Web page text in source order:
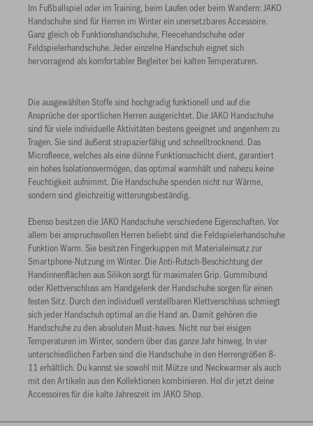
Im Fußballspiel oder im Training, beim Laufen oder beim Wandern: JAKO
Handschuhe sind für Herren im Winter ein unersetzbares Accessoire.
Ganz gleich ob Funktionshandschuhe, Fleecehandschuhe oder
Feldspielerhandschuhe. Jeder einzelne Handschuh eignet sich
hervorragend als komfortabler Begleiter bei kalten Temperaturen.
Die ausgewählten Stoffe sind hochgradig funktionell und auf die
Ansprüche der sportlichen Herren ausgerichtet. Die JAKO Handschuhe
sind für viele individuelle Aktivitäten bestens geeignet und angenhem zu
Tragen. Sie sind äußerst strapazierfähig und schnelltrocknend. Das
Microfleece, welches als eine dünne Funktionsschicht dient, garantiert
ein hohes Isolationsvermögen, das optimal warmhält und nahezu keine
Feuchtigkeit aufnimmt. Die Handschuhe spenden nicht nur Wärme,
sondern sind gleichzeitig witterungsbeständig.
Ebenso besitzen die JAKO Handschuhe verschiedene Eigenschaften. Vor
allem bei anspruchsvollen Herren beliebt sind die Feldspielerhandschuhe
Funktion Warm. Sie besitzen Fingerkuppen mit Materialeinsatz zur
Smartphone-Nutzung im Winter. Die Anti-Rutsch-Beschichtung der
Handinnenflächen aus Silikon sorgt für maximalen Grip. Gummibund
oder Klettverschluss am Handgelenk der Handschuhe sorgen für einen
festen Sitz. Durch den individuell verstellbaren Klettverschluss schmiegt
sich jeder Handschuh optimal an die Hand an. Damit gehören die
Handschuhe zu den absoluten Must-haves. Nicht nur bei eisigen
Temperaturen im Winter, sondern über das ganze Jahr hinweg. In vier
unterschiedlichen Farben sind die Handschuhe in den Herrengrößen 8-
11 erhältlich. Du kannst sie sowohl mit Mütze und Neckwarmer als auch
mit den Artikeln aus den Kollektionen kombinieren. Hol dir jetzt deine
Accessoires für die kalte Jahreszeit im JAKO Shop.